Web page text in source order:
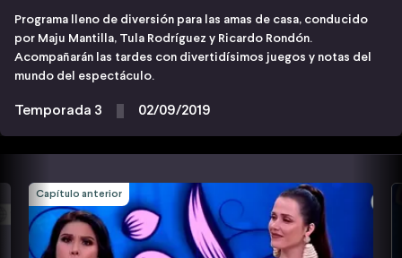
Programa lleno de diversión para las amas de casa, conducido
por Maju Mantilla, Tula Rodríguez y Ricardo Rondón.
Acompañarán las tardes con divertidísimos juegos y notas del
mundo del espectáculo.
Temporada 3 02/09/2019
Capítulo anterior